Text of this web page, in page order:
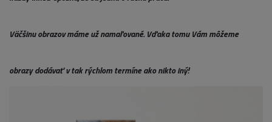
Väčšinu obrazov máme už namaľované. Vďaka tomu Vám môžeme
obrazy dodávať v tak rýchlom termíne ako nikto iný!